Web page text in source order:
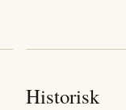
Historisk